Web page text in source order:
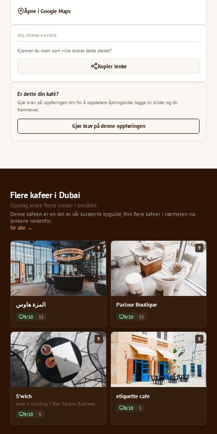
Åpne i Google Maps
DEL DENNE KAFEEN
Kjenner du noen som ville elsket dette stedet?
Kopier lenke
Er dette din kafé?
Gjør krav på oppføringen din for å oppdatere åpningstider, legge til bilder og bli
fremhevet.
Gjør krav på denne oppføringen
Flere kafeer i Dubai
Oppdag andre flotte steder i området
Denne kafeen er en del av vår kuraterte byguide, finn flere kafeer i nærheten via
lenkene nedenfor.
Se alle →
9
المزة هاوس
9/10 $$
9
Parlour Boutique
9/10 $$
9
S'wich
shop 9, building 7, Bay Square, Business Bay
9/10 $
8
etiquette cafe
8/10 $